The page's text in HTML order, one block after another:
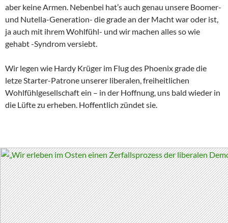
aber keine Armen. Nebenbei hat’s auch genau unsere Boomer-
und Nutella-Generation- die grade an der Macht war oder ist,
ja auch mit ihrem Wohlfühl- und wir machen alles so wie
gehabt -Syndrom versiebt.
Wir legen wie Hardy Krüger im Flug des Phoenix grade die
letze Starter-Patrone unserer liberalen, freiheitlichen
Wohlfühlgesellschaft ein – in der Hoffnung, uns bald wieder in
die Lüfte zu erheben. Hoffentlich zündet sie.